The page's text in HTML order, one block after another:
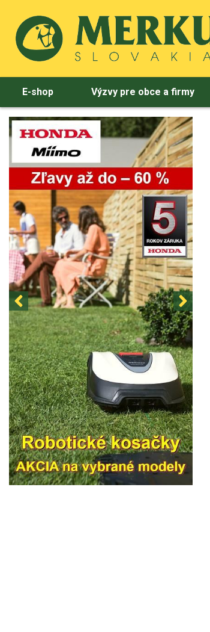
E-shop Výzvy pre obce a firmy